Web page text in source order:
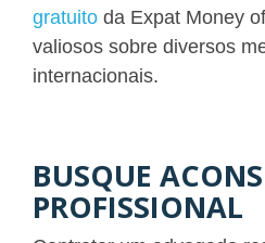
gratuito da Expat Money
valiosos sobre diversos
internacionais.
BUSQUE
PROFISSIONAL